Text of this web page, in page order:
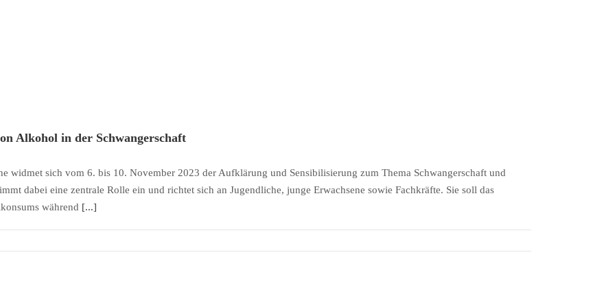
Alkohol in der Schwangerschaft
widmet sich vom 6. bis 10. November 2023 der Aufklärung und Sensibilisierung zum Thema Schwangerschaft und
dabei eine zentrale Rolle ein und richtet sich an Jugendliche, junge Erwachsene sowie Fachkräfte. Sie soll das
während [...]